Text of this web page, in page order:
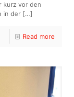
kurz vor den
in der […]
Read more